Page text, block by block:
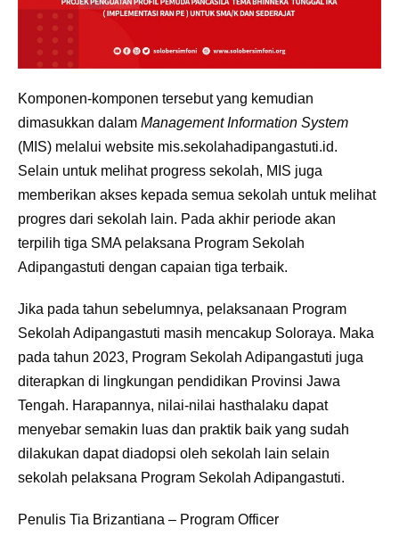
Komponen-komponen tersebut yang kemudian
dimasukkan dalam Management Information System
(MIS) melalui website mis.sekolahadipangastuti.id.
Selain untuk melihat progress sekolah, MIS juga
memberikan akses kepada semua sekolah untuk melihat
progres dari sekolah lain. Pada akhir periode akan
terpilih tiga SMA pelaksana Program Sekolah
Adipangastuti dengan capaian tiga terbaik.
Jika pada tahun sebelumnya, pelaksanaan Program
Sekolah Adipangastuti masih mencakup Soloraya. Maka
pada tahun 2023, Program Sekolah Adipangastuti juga
diterapkan di lingkungan pendidikan Provinsi Jawa
Tengah. Harapannya, nilai-nilai hasthalaku dapat
menyebar semakin luas dan praktik baik yang sudah
dilakukan dapat diadopsi oleh sekolah lain selain
sekolah pelaksana Program Sekolah Adipangastuti.
Penulis Tia Brizantiana – Program Officer